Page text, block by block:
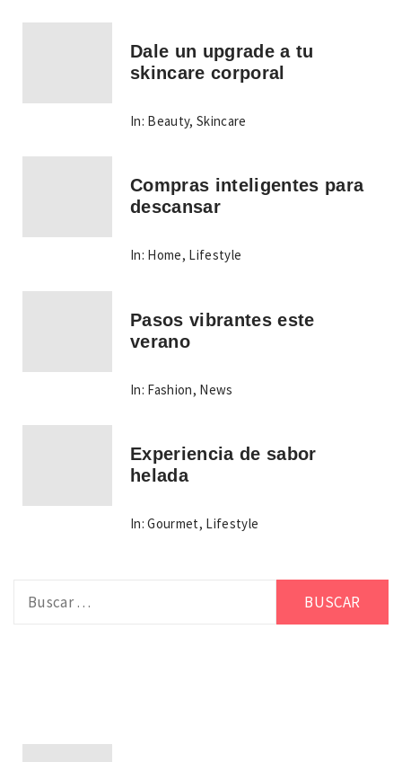
Dale un upgrade a tu
skincare corporal
In: Beauty,Skincare
Compras inteligentes para
descansar
In: Home, Lifestyle
Pasos vibrantes este
verano
In: Fashion, News
Experiencia de sabor
helada
In: Gourmet, Lifestyle